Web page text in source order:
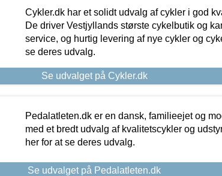
Cykler.dk har et solidt udvalg af cykler i god
De driver Vestjyllands største cykelbutik og
service, og hurtig levering af nye cykler og
se deres udvalg.
Se udvalget på Cykler.dk
Pedalatleten.dk er en dansk, familieejet og
med et bredt udvalg af kvalitetscykler og
her for at se deres udvalg.
Se udvalget på Pedalatleten.dk